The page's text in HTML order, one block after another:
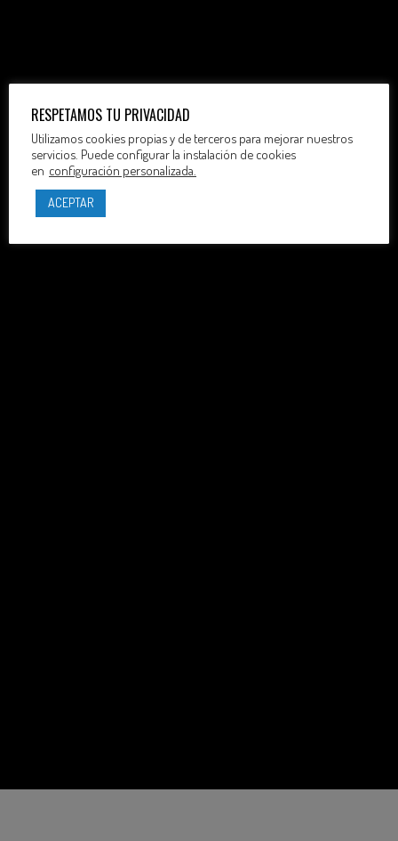
RESPETAMOS TU PRIVACIDAD
Utilizamos cookies propias y de terceros para mejorar nuestros
servicios. Puede configurar la instalación de cookies
en configuración personalizada.
ACEPTAR